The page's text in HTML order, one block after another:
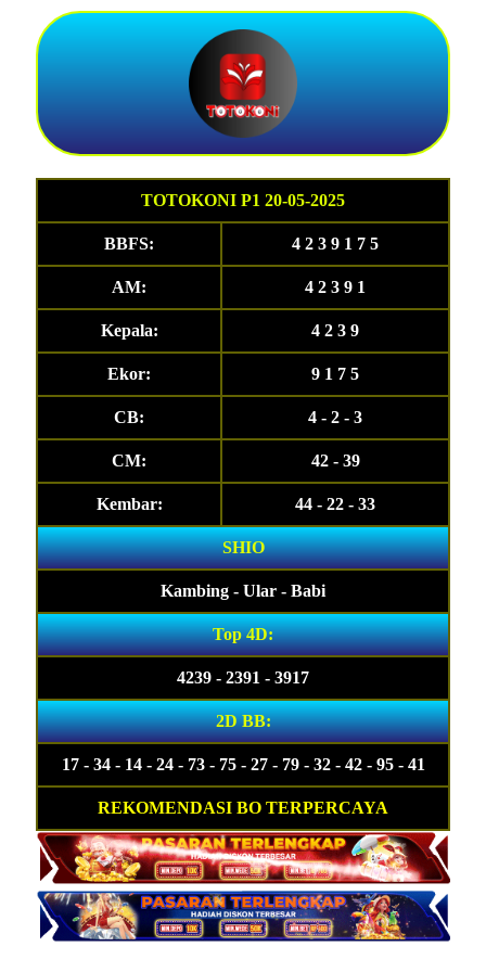
TOTOKONI P1 20-05-2025
BBFS: 4 2 3 9 1 7 5
AM: 4 2 3 9 1
Kepala: 4 2 3 9
Ekor: 9 1 7 5
CB: 4 - 2 - 3
CM: 42 - 39
Kembar: 44 - 22 - 33
SHIO
Kambing - Ular - Babi
Top 4D:
4239 - 2391 - 3917
2D BB:
17 - 34 - 14 - 24 - 73 - 75 - 27 - 79 - 32 - 42 - 95 - 41
REKOMENDASI BO TERPERCAYA